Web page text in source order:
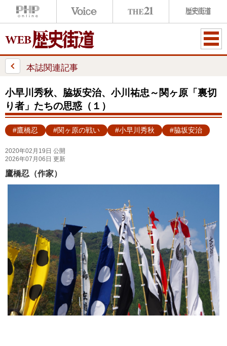
ME
本誌関連記事
小早川秀秋、脇坂安治、小川祐忠～関ヶ原「裏切
り者」たちの思惑（１）
#鷹橋忍 #関ヶ原の戦い #小早川秀秋 #脇坂安治
2020年02月19日 公開
2026年07月06日 更新
鷹橋忍（作家）